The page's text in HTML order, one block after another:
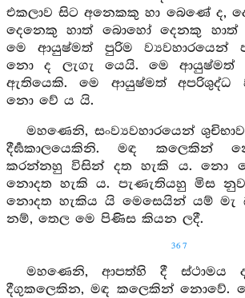
එකලාව සිට අනෙකකු හා බෙණේ ද,
දෙනෙකු හාත් බොහෝ දෙනකු
මෙ ආයුෂ්මත් පුරිම ව්‍යවහාරයෙන්
නො ද ලැගැ යෙයි. මෙ ආයුෂ්මත්
ඇතියෙකි. මෙ ආයුෂ්මත් අපරිශුද්ධ
නො වේ ය යි.
මහණෙනි, සංව්‍යවහාරයෙන්
දීර්‍ඝකාලයෙකිනි. මඳ කලෙකින්
කරන්නහු විසින් දත හැකි ය. නො
නොදත හැකි ය. පැණැතියහු මිස
නොදත හැකිය යි මෙසෙයින් යම් මැ
නම්, තෙල මෙ පිණිස කියන ලදී.
367
මහණෙනි, ආපත්හි දී ස්ථාමය
දීගුකලෙකින, මඳ කලෙකින් නොවේ.